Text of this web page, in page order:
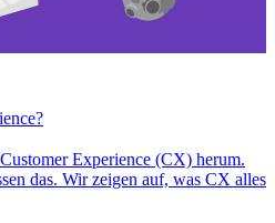
Experience (CX) herum.
das. Wir zeigen auf, was CX alles